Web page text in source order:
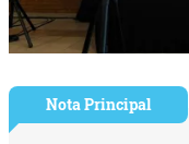
Nota Principal